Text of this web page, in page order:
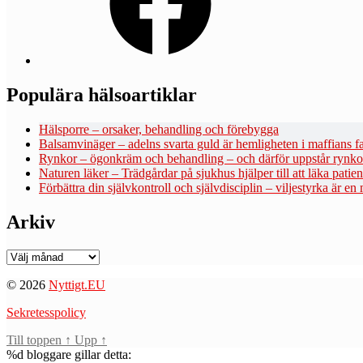
Populära hälsoartiklar
Hälsporre – orsaker, behandling och förebygga
Balsamvinäger – adelns svarta guld är hemligheten i maffians
Rynkor – ögonkräm och behandling – och därför uppstår
Naturen läker – Trädgårdar på sjukhus hjälper till att läka
Förbättra din självkontroll och självdisciplin – viljestyrka är en
Arkiv
Arkiv
© 2026 Nyttigt.EU
Sekretesspolicy
Till toppen ↑ Upp ↑
%d bloggare gillar detta: